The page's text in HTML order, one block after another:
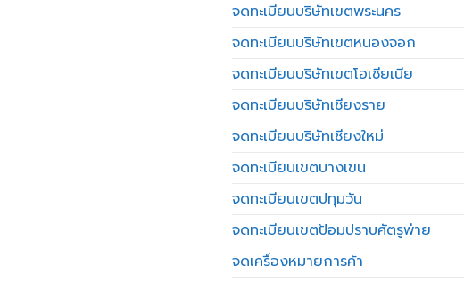
จดทะเบียนบริษัทเขตพระนคร
จดทะเบียนบริษัทเขตหนองจอก
จดทะเบียนบริษัทเขตโอเชียเนีย
จดทะเบียนบริษัทเชียงราย
จดทะเบียนบริษัทเชียงใหม่
จดทะเบียนเขตบางเขน
จดทะเบียนเขตปทุมวัน
จดทะเบียนเขตป้อมปราบศัตรูพ่าย
จดเครื่องหมายการค้า